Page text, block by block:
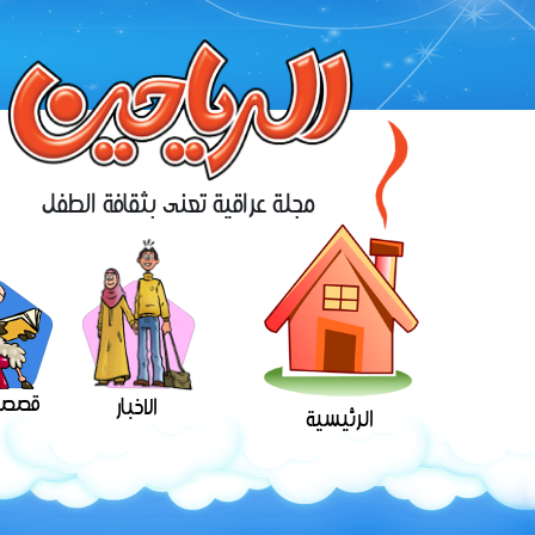
مجلة عراقية تعنى بثقافة الطفل
الرئيسية الاخبار قصص